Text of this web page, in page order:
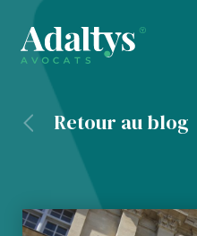
Retour au blog